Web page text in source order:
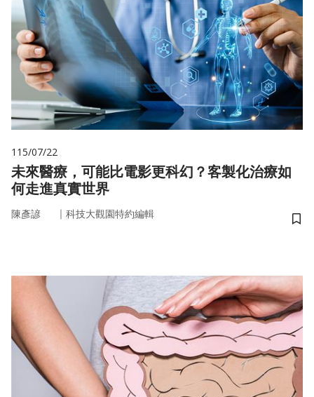
115/07/22
未來醫療，可能比電影更科幻？客製化治療如
何走進真實世界
陳彥諺 ｜ 科技大觀園特約編輯
儲